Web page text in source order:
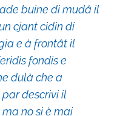
buine di mudâ il
cjant cidin di
e à frontât il
fondis e
dulà che a
descrivi il
no si è mai